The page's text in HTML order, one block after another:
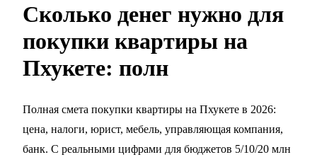
Сколько денег нужно для
покупки квартиры на
Пхукете: полн
Полная смета покупки квартиры на Пхукете в 2026:
цена, налоги, юрист, мебель, управляющая компания,
банк. С реальными цифрами для бюджетов 5/10/20 млн